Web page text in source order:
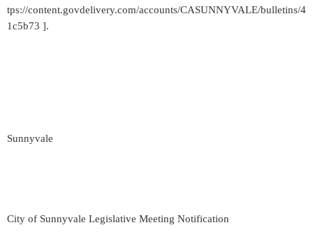
tps://content.govdelivery.com/accounts/CASUNNYVALE/bulletins/4
1c5b73 ].
Sunnyvale
City of Sunnyvale Legislative Meeting Notification